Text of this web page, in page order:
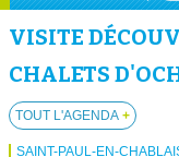
VISITE
CHALETS
TOUT L'AGENDA +
SAINT-PAUL-EN-